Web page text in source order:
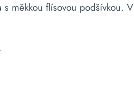
měkkou flísovou